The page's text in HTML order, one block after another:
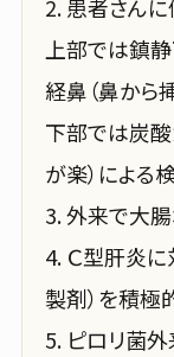
2. 患者さんに
上部では鎮静
経鼻（鼻から
下部では炭酸
が楽）による
3. 外来で大腸
4. Ｃ型肝炎に
製剤）を積極
5. ピロリ菌外